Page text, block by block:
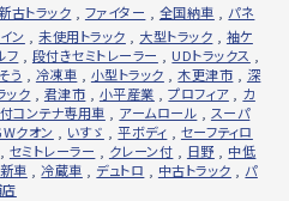
古トラック , ファイター , 全国納車 ,パネ
ン ,未使用トラック , 大型トラック , 袖ケ
フ , 段付きセミトレーラー , UDトラックス ,
う , 冷凍車 , 小型トラック ,木更津市 , 深
ック , 君津市 , 小平産業 ,プロフィア, カ
コンテナ専用車 , アームロール , スーパ
クオン , いすゞ ,平ボディ , セーフティロ
, セミトレーラー , クレーン付 , 日野 , 中低
新車 ,冷蔵車 , デュトロ , 中古トラック ,パ
店